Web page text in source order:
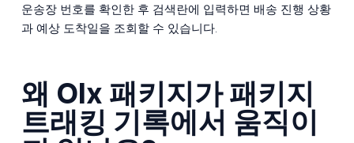
운송장 번호를 확인한 후 검색란에 입력하면 배송 진행 상황
과 예상 도착일을 조회할 수 있습니다.
왜 Olx 패키지가 패키지
트래킹 기록에서 움직이